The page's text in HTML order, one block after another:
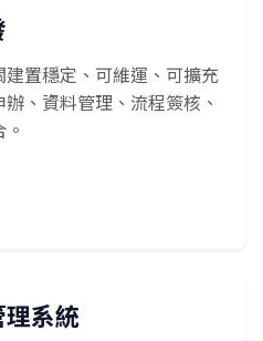
置穩定、可維運、可擴充
、資料管理、流程簽核、
系統